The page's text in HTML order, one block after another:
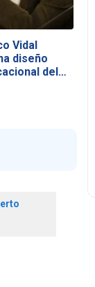
Vidal
diseño
del…